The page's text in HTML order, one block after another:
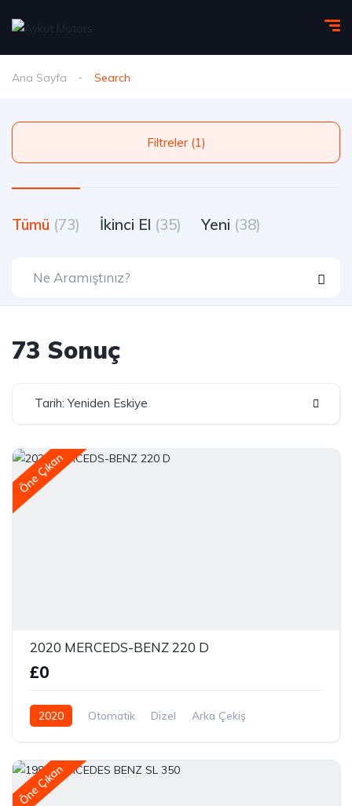
Ana Sayfa Search
Filtreler (1)
Tümü (73) İkinci El (35) Yeni (38)
73 Sonuç
Tarih: Yeniden Eskiye
Öne Çıkan
2020 MERCEDS-BENZ 220 D
£0
2020 Otomatik Dizel Arka Çekiş
Öne Çıkan